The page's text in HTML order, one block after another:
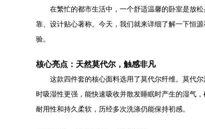
在繁忙的都市生活中，一个舒适温馨的卧室是放
靠、设计贴心著称。今天，我们就来详细了解一下恒
验。
核心亮点：天然莫代尔，触感非凡
这款四件套的核心面料选用了莫代尔纤维。莫代
时吸湿性更强，能快速吸收并散发睡眠时产生的湿气
耐用性和持久柔软，历经多次洗涤仍能保持初感。